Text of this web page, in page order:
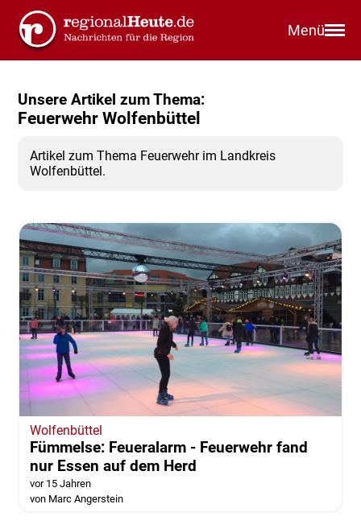
Menü
Unsere Artikel zum Thema:
Feuerwehr Wolfenbüttel
Artikel zum Thema Feuerwehr im Landkreis
Wolfenbüttel.
Wolfenbüttel
Fümmelse: Feueralarm - Feuerwehr fand
nur Essen auf dem Herd
vor 15 Jahren
von Marc Angerstein